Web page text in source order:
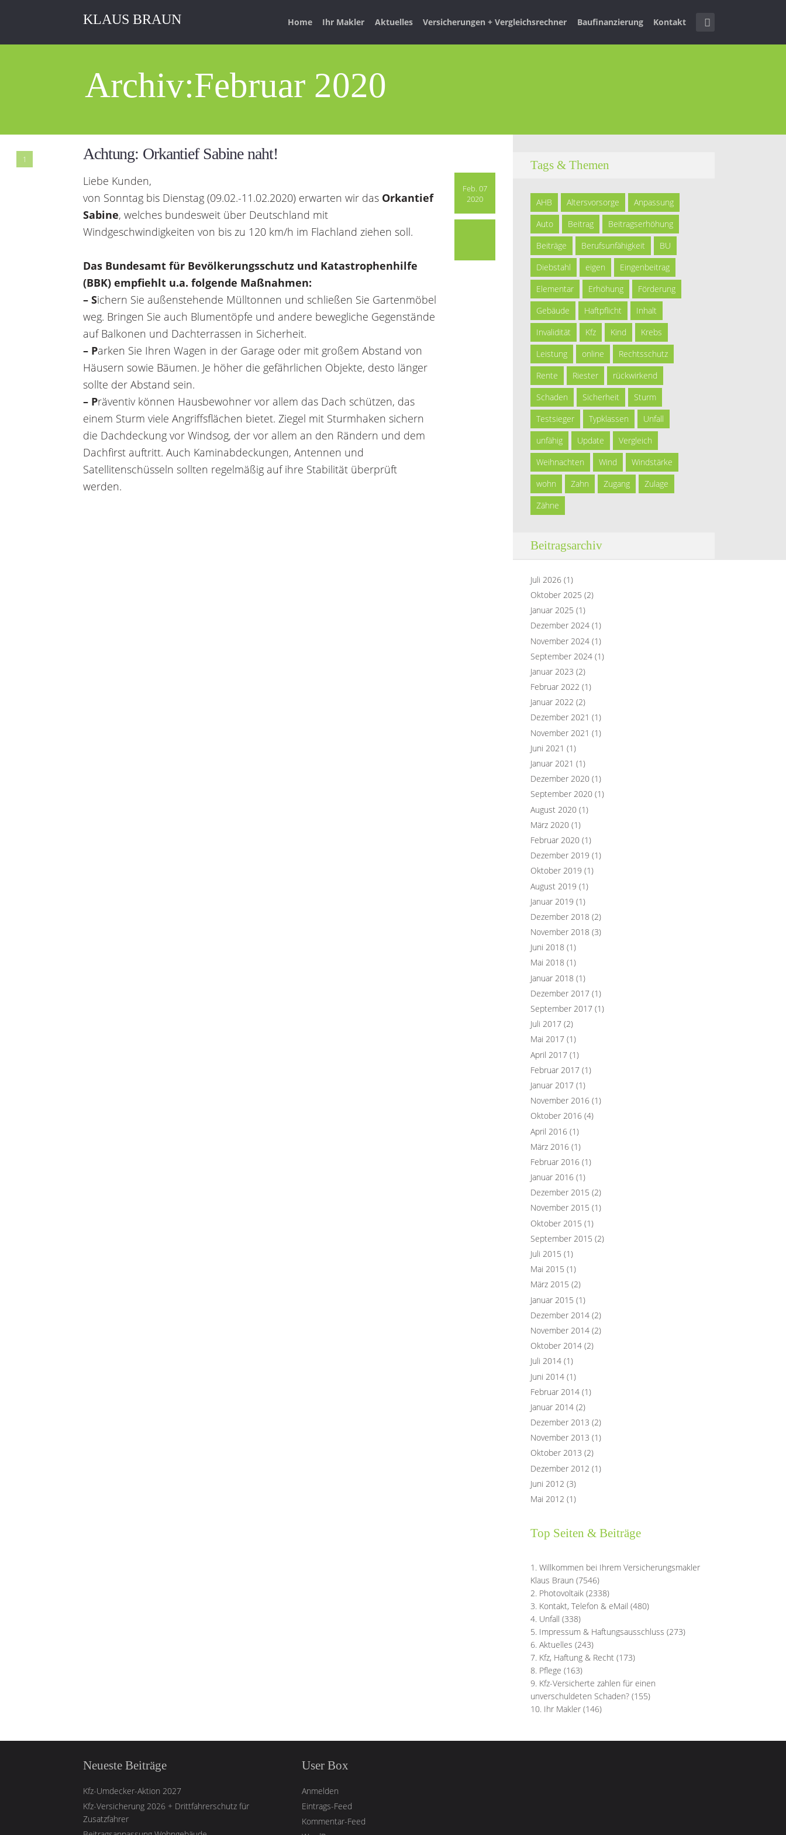
KLAUS BRAUN Home Ihr Makler Aktuelles Versicherungen + Vergleichsrechner Baufinanzierung Kontakt
Archiv:Februar 2020
1 Achtung: Orkantief Sabine naht!
Feb. 07
2020
Liebe Kunden,
von Sonntag bis Dienstag (09.02.-11.02.2020) erwarten wir das Orkantief
Sabine, welches bundesweit über Deutschland mit
Windgeschwindigkeiten von bis zu 120 km/h im Flachland ziehen soll.
Das Bundesamt für Bevölkerungsschutz und Katastrophenhilfe
(BBK) empfiehlt u.a. folgende Maßnahmen:
– Sichern Sie außenstehende Mülltonnen und schließen Sie Gartenmöbel
weg. Bringen Sie auch Blumentöpfe und andere bewegliche Gegenstände
auf Balkonen und Dachterrassen in Sicherheit.
– Parken Sie Ihren Wagen in der Garage oder mit großem Abstand von
Häusern sowie Bäumen. Je höher die gefährlichen Objekte, desto länger
sollte der Abstand sein.
– Präventiv können Hausbewohner vor allem das Dach schützen, das
einem Sturm viele Angriffsflächen bietet. Ziegel mit Sturmhaken sichern
die Dachdeckung vor Windsog, der vor allem an den Rändern und dem
Dachfirst auftritt. Auch Kaminabdeckungen, Antennen und
Satellitenschüsseln sollten regelmäßig auf ihre Stabilität überprüft
werden.
Tags & Themen
AHB Altersvorsorge
Anpassung
Auto
Beitrag
Beitragserhöhung
Beiträge
Berufsunfähigkeit
BU
Diebstahl
eigen
Eingenbeitrag
Elementar
Erhöhung
Förderung
Gebäude
Haftpflicht
Inhalt
Invalidität
Kfz Kind
Krebs
Leistung
online
Rechtsschutz
Rente
Riester
rückwirkend
Schaden
Sicherheit
Sturm
Testsieger
Typklassen
Unfall
unfähig
Update
Vergleich
Weihnachten
Wind
Windstärke
wohn
Zahn Zugang
Zulage
Zähne
Beitragsarchiv
Juli 2026 (1)
Oktober 2025 (2)
Januar 2025 (1)
Dezember 2024 (1)
November 2024 (1)
September 2024 (1)
Januar 2023 (2)
Februar 2022 (1)
Januar 2022 (2)
Dezember 2021 (1)
November 2021 (1)
Juni 2021 (1)
Januar 2021 (1)
Dezember 2020 (1)
September 2020 (1)
August 2020 (1)
März 2020 (1)
Februar 2020 (1)
Dezember 2019 (1)
Oktober 2019 (1)
August 2019 (1)
Januar 2019 (1)
Dezember 2018 (2)
November 2018 (3)
Juni 2018 (1)
Mai 2018 (1)
Januar 2018 (1)
Dezember 2017 (1)
September 2017 (1)
Juli 2017 (2)
Mai 2017 (1)
April 2017 (1)
Februar 2017 (1)
Januar 2017 (1)
November 2016 (1)
Oktober 2016 (4)
April 2016 (1)
März 2016 (1)
Februar 2016 (1)
Januar 2016 (1)
Dezember 2015 (2)
November 2015 (1)
Oktober 2015 (1)
September 2015 (2)
Juli 2015 (1)
Mai 2015 (1)
März 2015 (2)
Januar 2015 (1)
Dezember 2014 (2)
November 2014 (2)
Oktober 2014 (2)
Juli 2014 (1)
Juni 2014 (1)
Februar 2014 (1)
Januar 2014 (2)
Dezember 2013 (2)
November 2013 (1)
Oktober 2013 (2)
Dezember 2012 (1)
Juni 2012 (3)
Mai 2012 (1)
Top Seiten & Beiträge
Willkommen bei Ihrem Versicherungsmakler
Klaus Braun (7546)
Photovoltaik (2338)
Kontakt, Telefon & eMail (480)
Unfall (338)
Impressum & Haftungsausschluss (273)
Aktuelles (243)
Kfz, Haftung & Recht (173)
Pflege (163)
Kfz-Versicherte zahlen für einen
unverschuldeten Schaden? (155)
Ihr Makler (146)
Neueste Beiträge
Kfz-Umdecker-Aktion 2027
Kfz-Versicherung 2026 + Drittfahrerschutz für
Zusatzfahrer
User Box
Anmelden
Eintrags-Feed
Kommentar-Feed